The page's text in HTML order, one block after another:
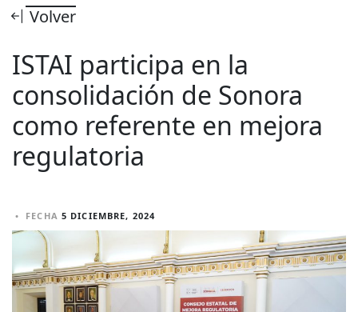
Volver
ISTAI participa en la
consolidación de Sonora
como referente en mejora
regulatoria
• FECHA 5 DICIEMBRE, 2024